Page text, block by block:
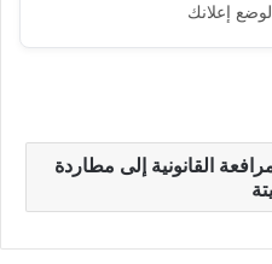
إعلانك
القانونية إلى مطاردة